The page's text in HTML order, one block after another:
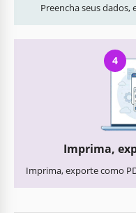
Preencha seus
4
Imprima,
Imprima, exporte como